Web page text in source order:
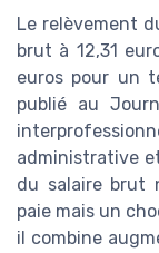
Le relèvement
brut à 12,31
euros pour un
publié au
administrative
du salaire brut
paie mais un
il combine